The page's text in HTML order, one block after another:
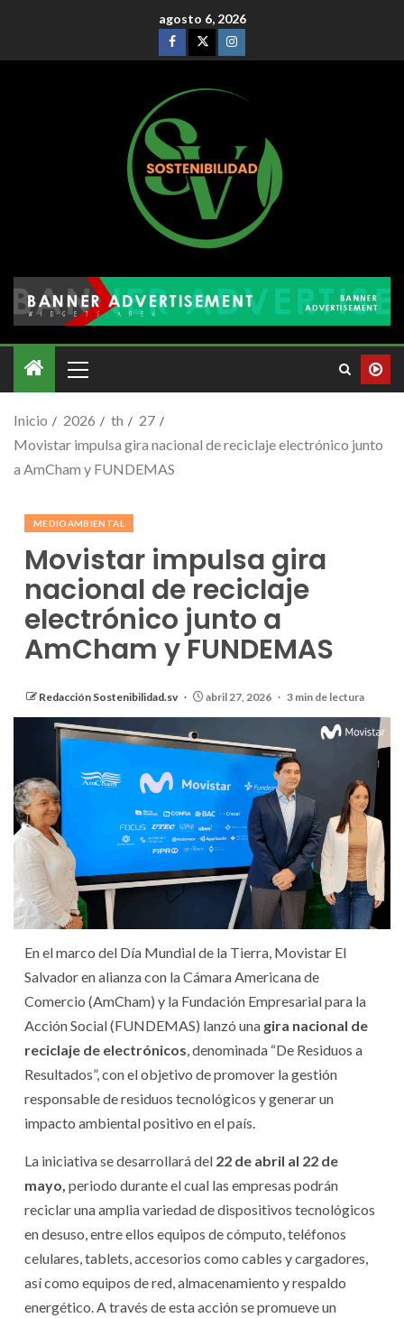
agosto 6, 2026
Inicio 2026 th
27
Movistar impulsa gira nacional de reciclaje electrónico junto
a AmCham y FUNDEMAS
MEDIOAMBIENTAL
Movistar impulsa gira
nacional de reciclaje
electrónico junto a
AmCham y FUNDEMAS
Redacción Sostenibilidad.sv abril 27, 2026 3 min de lectura
En el marco del Día Mundial de la Tierra, Movistar El
Salvador en alianza con la Cámara Americana de
Comercio (AmCham) y la Fundación Empresarial para la
Acción Social (FUNDEMAS) lanzó una gira nacional de
reciclaje de electrónicos, denominada “De Residuos a
Resultados”, con el objetivo de promover la gestión
responsable de residuos tecnológicos y generar un
impacto ambiental positivo en el país.
La iniciativa se desarrollará del 22 de abril al 22 de
mayo, periodo durante el cual las empresas podrán
reciclar una amplia variedad de dispositivos tecnológicos
en desuso, entre ellos equipos de cómputo, teléfonos
celulares, tablets, accesorios como cables y cargadores,
así como equipos de red, almacenamiento y respaldo
energético. A través de esta acción se promueve un